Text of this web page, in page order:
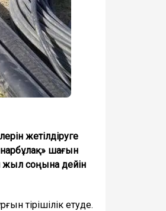
жетілдіруге
шағын
соңына дейін
тірішілік етуде.